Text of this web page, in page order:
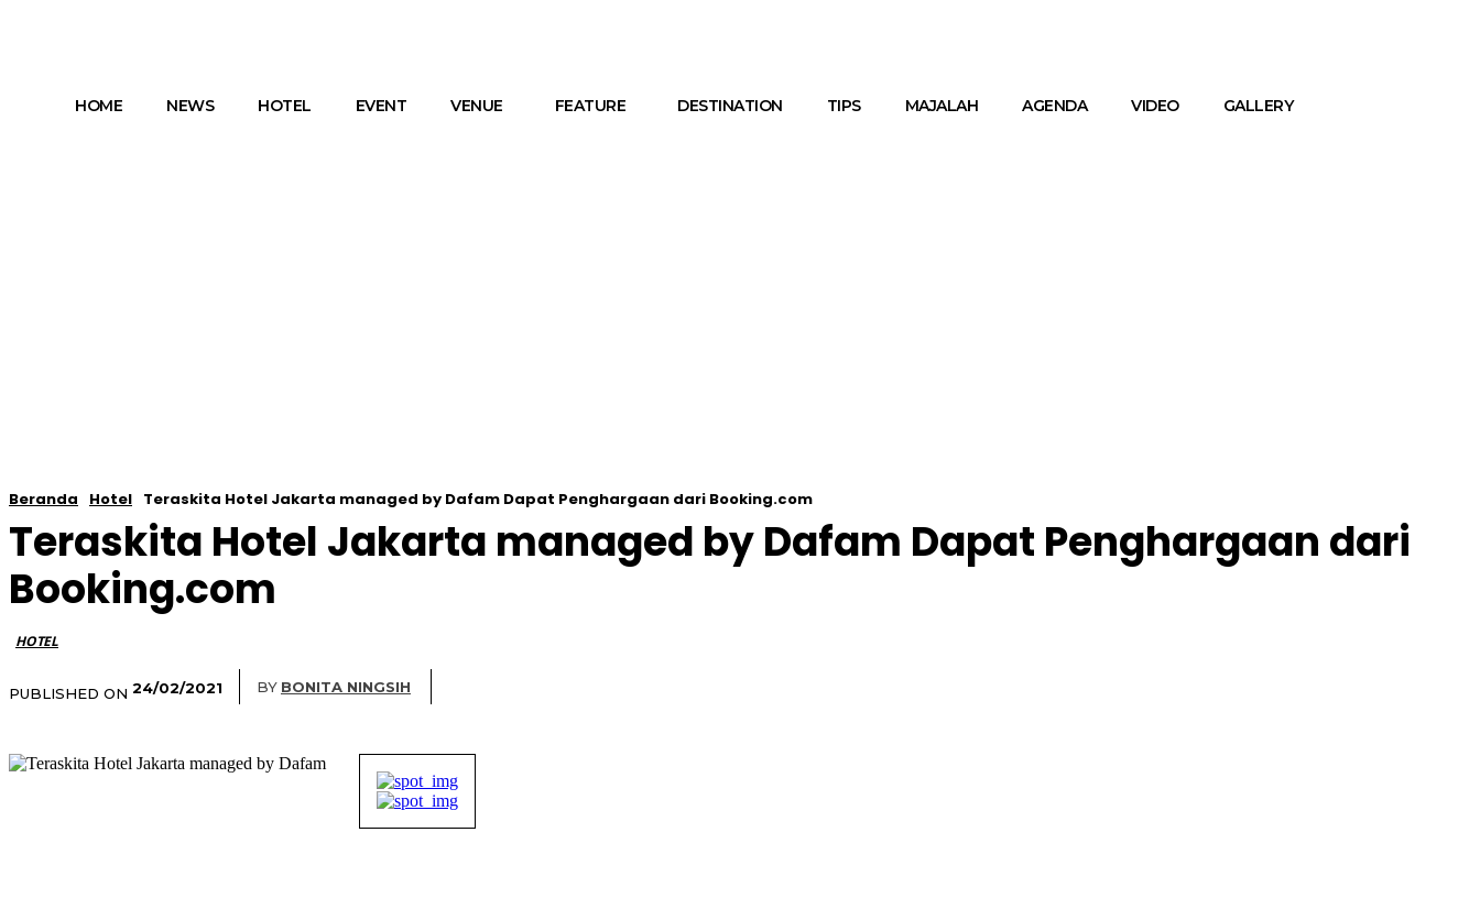
HOME NEWS HOTEL EVENT VENUE FEATURE DESTINATION TIPS MAJALAH AGENDA VIDEO GALLERY
Beranda Hotel Teraskita Hotel Jakarta managed by Dafam Dapat Penghargaan dari Booking.com
Teraskita Hotel Jakarta managed by Dafam Dapat Penghargaan dari
Booking.com
HOTEL
PUBLISHED ON 24/02/2021 BY BONITA NINGSIH